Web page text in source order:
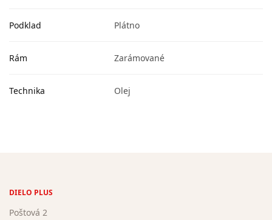
Podklad Plátno
Rám Zarámované
Technika Olej
DIELO PLUS
Poštová 2